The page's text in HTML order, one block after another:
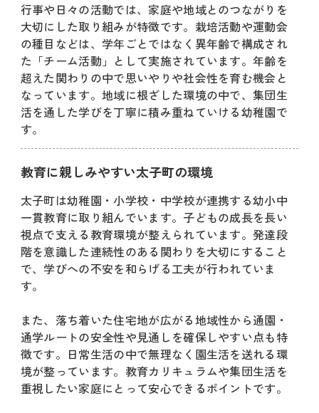
行事や日々の活動では、家庭や地域とのつながりを
大切にした取り組みが特徴です。栽培活動や運動会
の種目などは、学年ごとではなく異年齢で構成され
た「チーム活動」として実施されています。年齢を
超えた関わりの中で思いやりや社会性を育む機会と
なっています。地域に根ざした環境の中で、集団生
活を通した学びを丁寧に積み重ねていける幼稚園で
す。
教育に親しみやすい太子町の環境
太子町は幼稚園・小学校・中学校が連携する幼小中
一貫教育に取り組んでいます。子どもの成長を長い
視点で支える教育環境が整えられています。発達段
階を意識した連続性のある関わりを大切にすること
で、学びへの不安を和らげる工夫が行われていま
す。
また、落ち着いた住宅地が広がる地域性から通園・
通学ルートの安全性や見通しを確保しやすい点も特
徴です。日常生活の中で無理なく園生活を送れる環
境が整っています。教育カリキュラムや集団生活を
重視したい家庭にとって安心できるポイントです。